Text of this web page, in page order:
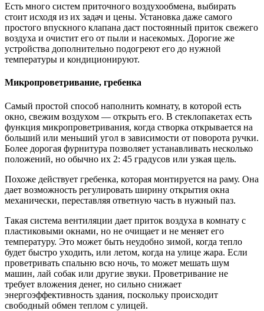
Есть много систем приточного воздухообмена, выбирать
стоит исходя из их задач и цены. Установка даже самого
простого впускного клапана даст постоянный приток свежего
воздуха и очистит его от пыли и насекомых. Дорогие же
устройства дополнительно подогреют его до нужной
температуры и кондиционируют.
Микропроветривание, гребенка
Самый простой способ наполнить комнату, в которой есть
окно, свежим воздухом — открыть его. В стеклопакетах есть
функция микропроветривания, когда створка открывается на
больший или меньший угол в зависимости от поворота ручки.
Более дорогая фурнитура позволяет устанавливать несколько
положений, но обычно их 2: 45 градусов или узкая щель.
Похоже действует гребенка, которая монтируется на раму. Она
дает возможность регулировать ширину открытия окна
механически, переставляя ответную часть в нужный паз.
Такая система вентиляции дает приток воздуха в комнату с
пластиковыми окнами, но не очищает и не меняет его
температуру. Это может быть неудобно зимой, когда тепло
будет быстро уходить, или летом, когда на улице жара. Если
проветривать спальню всю ночь, то может мешать шум
машин, лай собак или другие звуки. Проветривание не
требует вложения денег, но сильно снижает
энергоэффективность здания, поскольку происходит
свободный обмен теплом с улицей.